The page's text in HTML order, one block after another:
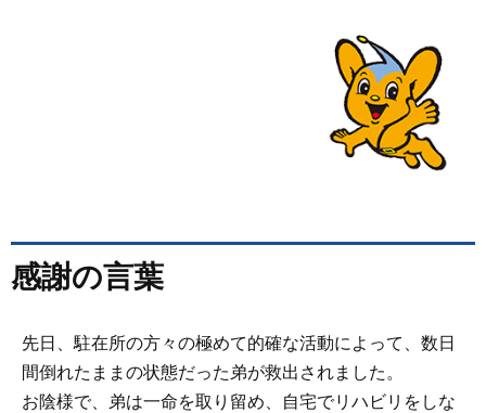
感謝の言葉
先日、駐在所の方々の極めて的確な活動によって、数日
間倒れたままの状態だった弟が救出されました。
お陰様で、弟は一命を取り留め、自宅でリハビリをしな